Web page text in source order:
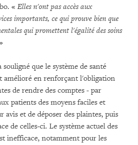
« Elles n'ont pas accès aux
importants, ce qui prouve bien que
qui promettent l'égalité des soins
que le système de santé
amélioré en renforçant l'obligation
de rendre des comptes - par
patients des moyens faciles et
avis et de déposer des plaintes, puis
de celles-ci. Le système actuel des
inefficace, notamment pour les